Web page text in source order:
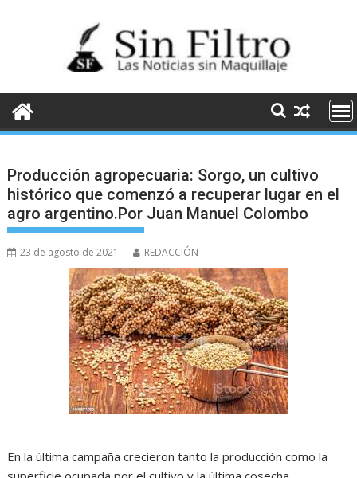
Producción agropecuaria: Sorgo, un cultivo
histórico que comenzó a recuperar lugar en el
agro argentino.Por Juan Manuel Colombo
23 de agosto de 2021 REDACCIÓN
En la última campaña crecieron tanto la producción como la